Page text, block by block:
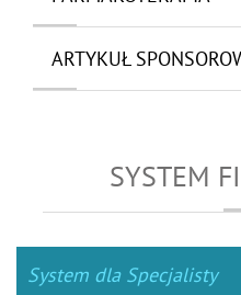
ARTYKUŁ
SYSTEM
System dla Specjalisty